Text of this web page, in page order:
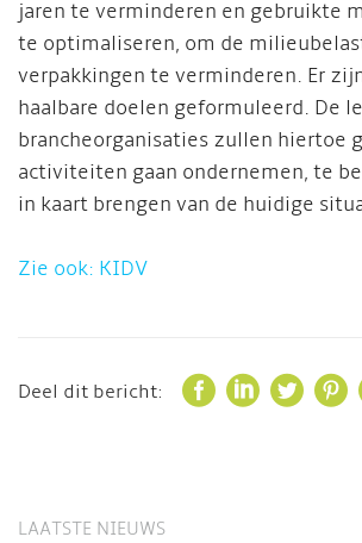
jaren te verminderen en gebruikte
te optimaliseren, om de
verpakkingen te verminderen. Er
haalbare doelen geformuleerd. De
brancheorganisaties zullen hiertoe
activiteiten gaan ondernemen, te
in kaart brengen van de huidige
Zie ook: KIDV
Deel dit bericht:    
LAATSTE NIEUWS